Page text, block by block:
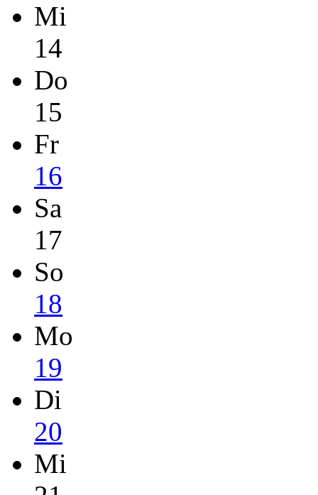
Mi
14
Do
15
Fr
16
Sa
17
So
18
Mo
19
Di
20
Mi